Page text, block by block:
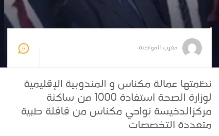
مغرب المواطنة:
نظمتها عمالة مكناس و المندوبية الإقليمية
لوزارة الصحة استفادة 1000 من ساكنة
مركزالدخيسة نواحي مكناس من قافلة طبية
متعددة التخصصات